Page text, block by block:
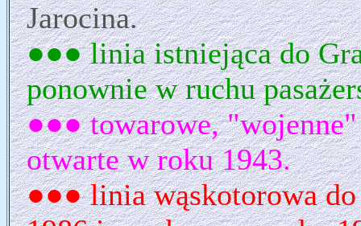
Jarocina.
●●● linia istniejąca do
ponownie w ruchu
●●● towarowe,
otwarte w roku 1943.
●●● linia wąskotorowa